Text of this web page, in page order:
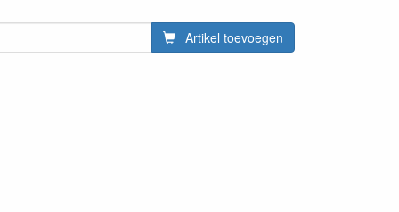
Artikel toevoegen